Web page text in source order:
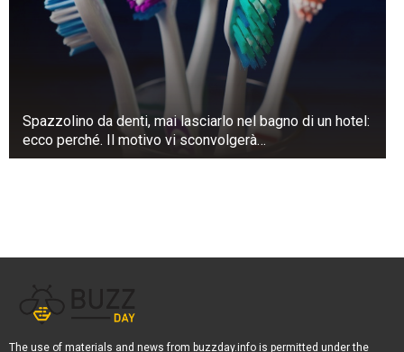
Spazzolino da denti, mai lasciarlo nel bagno di un hotel:
ecco perché. Il motivo vi sconvolgerà…
The use of materials and news from buzzday.info is permitted under the